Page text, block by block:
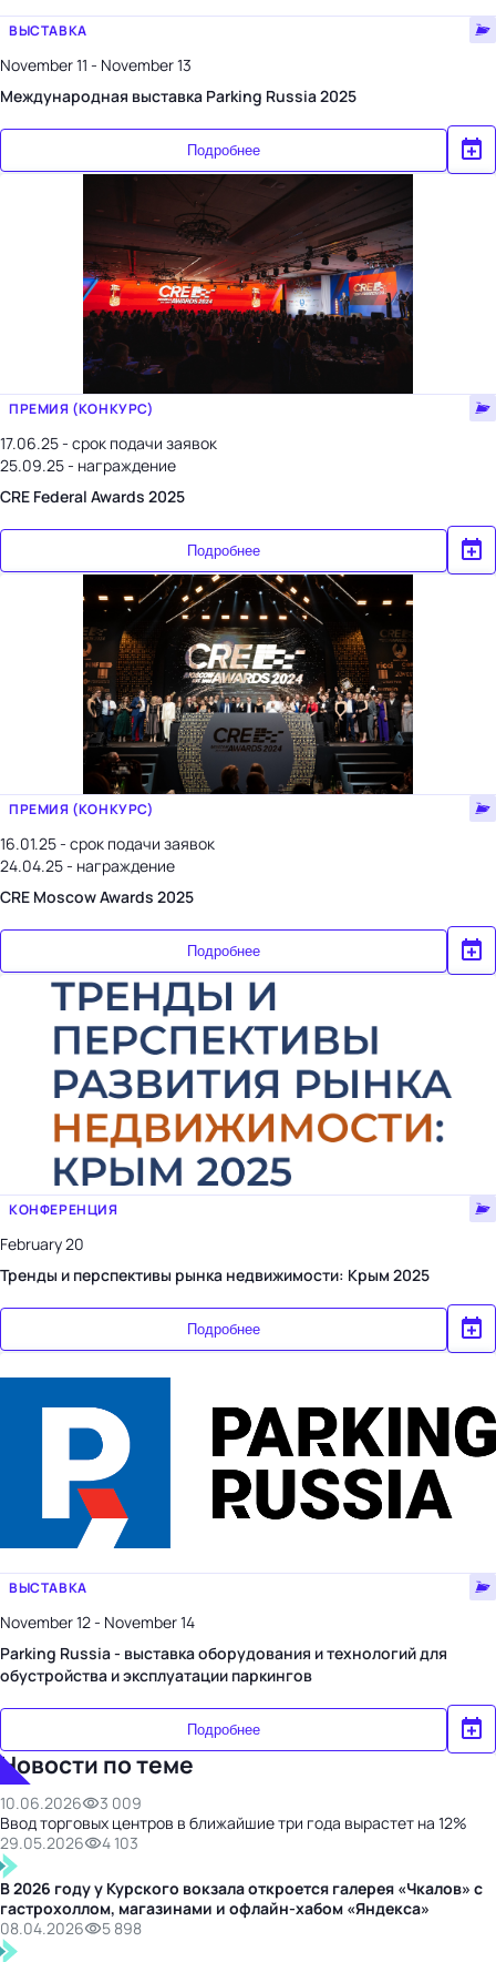
ВЫСТАВКА
November 11 - November 13
Международная выставка Parking Russia 2025
Подробнее
ПРЕМИЯ (КОНКУРС)
17.06.25 - срок подачи заявок
25.09.25 - награждение
CRE Federal Awards 2025
Подробнее
ПРЕМИЯ (КОНКУРС)
16.01.25 - срок подачи заявок
24.04.25 - награждение
CRE Mosсow Awards 2025
Подробнее
КОНФЕРЕНЦИЯ
February 20
Тренды и перспективы рынка недвижимости: Крым 2025
Подробнее
ВЫСТАВКА
November 12 - November 14
Parking Russia - выставка оборудования и технологий для
обустройства и эксплуатации паркингов
Подробнее
Новости по теме
10.06.2026
3 009
Ввод торговых центров в ближайшие три года вырастет на 12%
29.05.2026
4 103
В 2026 году у Курского вокзала откроется галерея «Чкалов» с
гастрохоллом, магазинами и офлайн-хабом «Яндекса»
08.04.2026
5 898